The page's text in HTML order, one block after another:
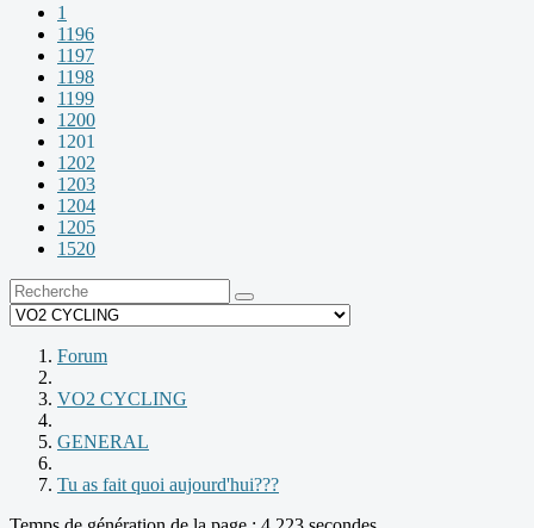
1
1196
1197
1198
1199
1200
1201
1202
1203
1204
1205
1520
Forum
VO2 CYCLING
GENERAL
Tu as fait quoi aujourd'hui???